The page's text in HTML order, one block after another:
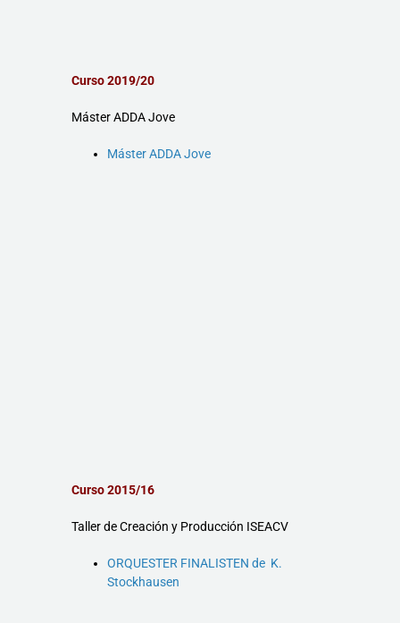
Curso 2019/20
Máster ADDA Jove
Máster ADDA Jove
Curso 2015/16
Taller de Creación y Producción ISEACV
ORQUESTER FINALISTEN de K.
Stockhausen